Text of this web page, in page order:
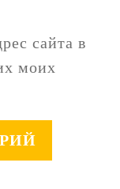
сайта в
моих